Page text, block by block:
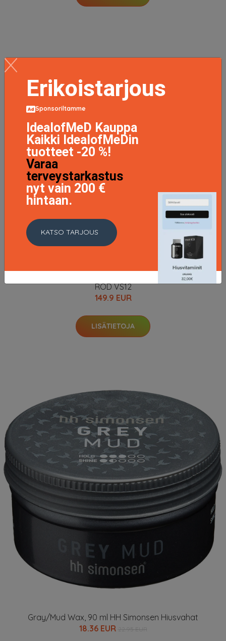
ROD VS12
149.9 EUR
LISÄTIETOJA
Gray/Mud Wax, 90 ml HH Simonsen Hiusvahat
18.36 EUR
Erikoistarjous
Sponsoriltamme
IdealofMeD Kauppa
Kaikki IdealofMeDin
tuotteet -20 %!
Varaa
terveystarkastus
nyt vain 200 €
hintaan.
KATSO TARJOUS